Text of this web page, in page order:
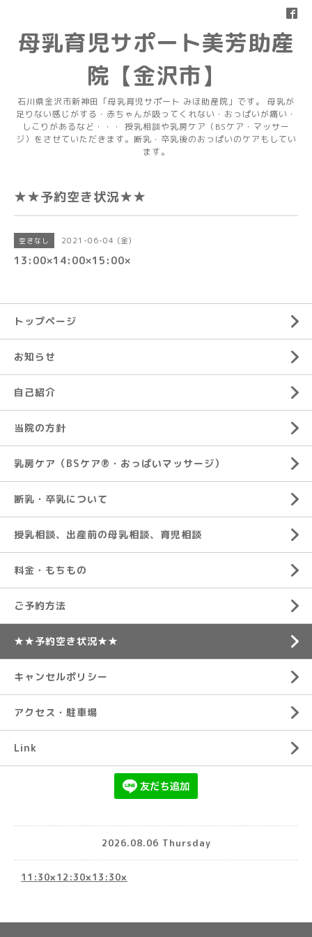
母乳育児サポート美芳助産
院【金沢市】
石川県金沢市新神田「母乳育児サポート みほ助産院」です。 母乳が
足りない感じがする・赤ちゃんが吸ってくれない・おっぱいが痛い・
しこりがあるなど・・・ 授乳相談や乳房ケア（BSケア・マッサー
ジ）をさせていただきます。断乳・卒乳後のおっぱいのケアもしてい
ます。
★★予約空き状況★★
空きなし 2021-06-04 (金)
13:00×14:00×15:00×
トップページ
お知らせ
自己紹介
当院の方針
乳房ケア（BSケア®︎・おっぱいマッサージ）
断乳・卒乳について
授乳相談、出産前の母乳相談、育児相談
料金・もちもの
ご予約方法
★★予約空き状況★★
キャンセルポリシー
アクセス・駐車場
Link
2026.08.06 Thursday
11:30×12:30×13:30×